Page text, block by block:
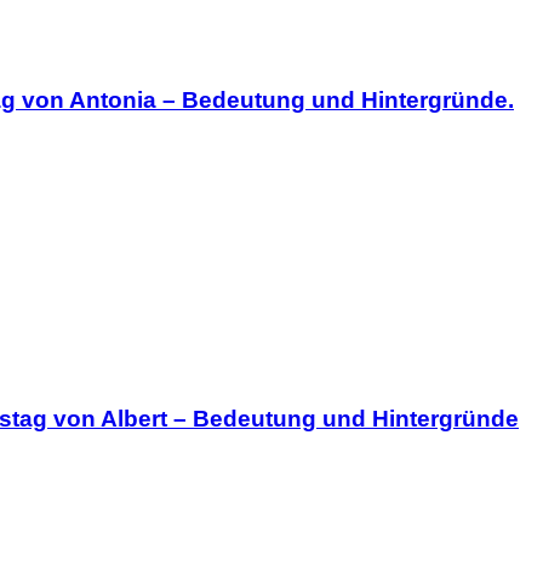
von Antonia – Bedeutung und Hintergründe.
von Albert – Bedeutung und Hintergründe